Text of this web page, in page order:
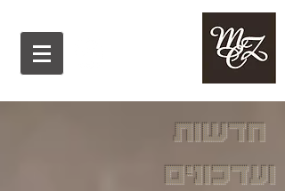
חדשות
ועדכונים